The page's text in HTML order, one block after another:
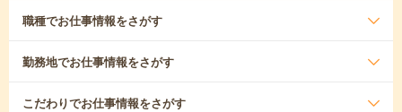
職種でお仕事情報をさがす
勤務地でお仕事情報をさがす
こだわりでお仕事情報をさがす